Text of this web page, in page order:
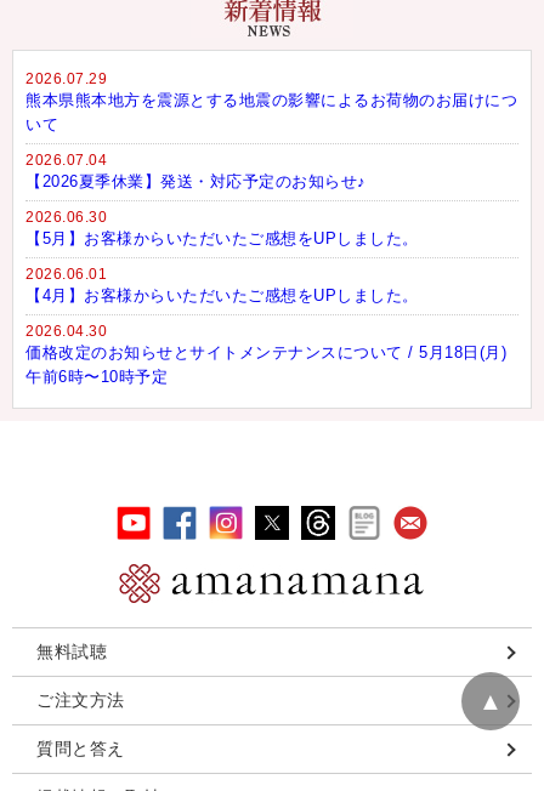
2026.07.29
熊本県熊本地方を震源とする地震の影響によるお荷物のお届けにつ
いて
2026.07.04
【2026夏季休業】発送・対応予定のお知らせ♪
2026.06.30
【5月】お客様からいただいたご感想をUPしました。
2026.06.01
【4月】お客様からいただいたご感想をUPしました。
2026.04.30
価格改定のお知らせとサイトメンテナンスについて / 5月18日(月)
午前6時〜10時予定
無料試聴
ご注文方法
質問と答え
▲